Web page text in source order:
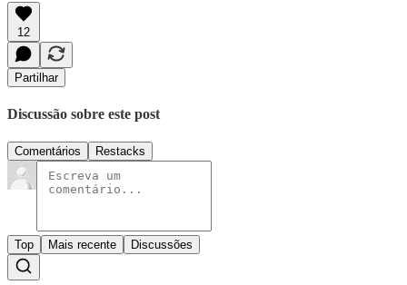
12
Partilhar
Discussão sobre este post
Comentários Restacks
Top Mais recente Discussões